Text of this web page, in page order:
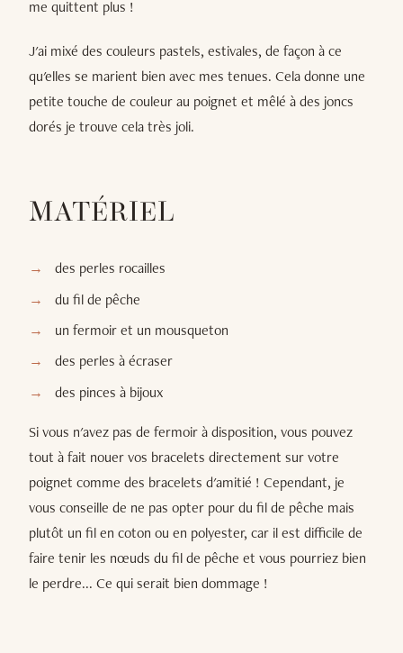
me quittent plus !
J'ai mixé des couleurs pastels, estivales, de façon à ce
qu'elles se marient bien avec mes tenues. Cela donne une
petite touche de couleur au poignet et mêlé à des joncs
dorés je trouve cela très joli.
MATÉRIEL
des perles rocailles
du fil de pêche
un fermoir et un mousqueton
des perles à écraser
des pinces à bijoux
Si vous n'avez pas de fermoir à disposition, vous pouvez
tout à fait nouer vos bracelets directement sur votre
poignet comme des bracelets d'amitié ! Cependant, je
vous conseille de ne pas opter pour du fil de pêche mais
plutôt un fil en coton ou en polyester, car il est difficile de
faire tenir les nœuds du fil de pêche et vous pourriez bien
le perdre... Ce qui serait bien dommage !